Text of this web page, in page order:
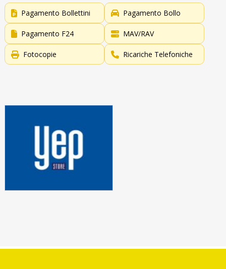
Pagamento Bollettini Pagamento Bollo
Pagamento F24 MAV/RAV
Fotocopie Ricariche Telefoniche